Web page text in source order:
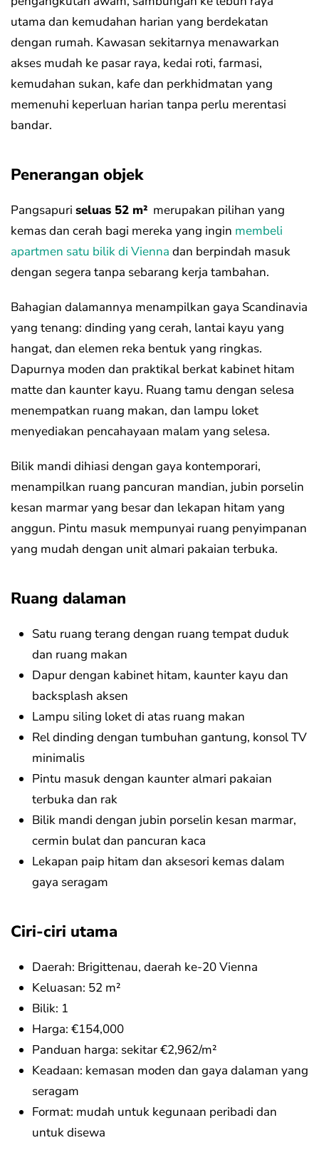
utama dan kemudahan harian yang berdekatan
dengan rumah. Kawasan sekitarnya menawarkan
akses mudah ke pasar raya, kedai roti, farmasi,
kemudahan sukan, kafe dan perkhidmatan yang
memenuhi keperluan harian tanpa perlu merentasi
bandar.
Penerangan objek
Pangsapuri seluas 52 m² merupakan pilihan yang
kemas dan cerah bagi mereka yang ingin membeli
apartmen satu bilik di Vienna dan berpindah masuk
dengan segera tanpa sebarang kerja tambahan.
Bahagian dalamannya menampilkan gaya Scandinavia
yang tenang: dinding yang cerah, lantai kayu yang
hangat, dan elemen reka bentuk yang ringkas.
Dapurnya moden dan praktikal berkat kabinet hitam
matte dan kaunter kayu. Ruang tamu dengan selesa
menempatkan ruang makan, dan lampu loket
menyediakan pencahayaan malam yang selesa.
Bilik mandi dihiasi dengan gaya kontemporari,
menampilkan ruang pancuran mandian, jubin porselin
kesan marmar yang besar dan lekapan hitam yang
anggun. Pintu masuk mempunyai ruang penyimpanan
yang mudah dengan unit almari pakaian terbuka.
Ruang dalaman
Satu ruang terang dengan ruang tempat duduk
dan ruang makan
Dapur dengan kabinet hitam, kaunter kayu dan
backsplash aksen
Lampu siling loket di atas ruang makan
Rel dinding dengan tumbuhan gantung, konsol TV
minimalis
Pintu masuk dengan kaunter almari pakaian
terbuka dan rak
Bilik mandi dengan jubin porselin kesan marmar,
cermin bulat dan pancuran kaca
Lekapan paip hitam dan aksesori kemas dalam
gaya seragam
Ciri-ciri utama
Daerah: Brigittenau, daerah ke-20 Vienna
Keluasan: 52 m²
Bilik: 1
Harga: €154,000
Panduan harga: sekitar €2,962/m²
Keadaan: kemasan moden dan gaya dalaman yang
seragam
Format: mudah untuk kegunaan peribadi dan
untuk disewa